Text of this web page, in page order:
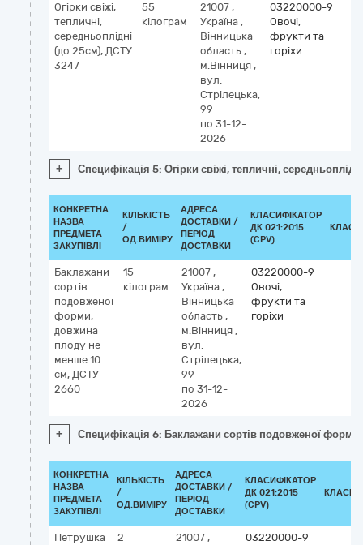
Огірки свіжі,
тепличні,
середньоплідні
(до 25см), ДСТУ
3247
55
кілограм
21007 ,
Україна ,
Вінницька
область ,
м.Вінниця ,
вул.
Стрілецька,
99
по 31-12-
2026
03220000-9
Овочі,
фрукти та
горіхи
+ Специфікація 5: Огірки свіжі, тепличні,
КОНКРЕТНА
НАЗВА
ПРЕДМЕТА
ЗАКУПІВЛІ
КІЛЬКІСТЬ
/
ОД.ВИМІРУ
АДРЕСА
ДОСТАВКИ /
ПЕРІОД
ДОСТАВКИ
КЛАСИФІКАТОР
ДК 021:2015
(CPV)
Баклажани
сортів
подовженої
форми,
довжина
плоду не
менше 10
см, ДСТУ
2660
15
кілограм
21007 ,
Україна ,
Вінницька
область ,
м.Вінниця ,
вул.
Стрілецька,
99
по 31-12-
2026
03220000-9
Овочі,
фрукти та
горіхи
+ Специфікація 6: Баклажани сортів подовженої
КОНКРЕТНА
НАЗВА
ПРЕДМЕТА
ЗАКУПІВЛІ
КІЛЬКІСТЬ
/
ОД.ВИМІРУ
АДРЕСА
ДОСТАВКИ /
ПЕРІОД
ДОСТАВКИ
КЛАСИФІКАТОР
ДК 021:2015
(CPV)
Петрушка
2
21007 ,
03220000-9